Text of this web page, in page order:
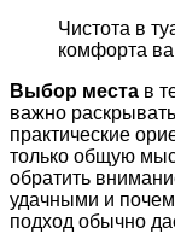
Чистота в
комфорта
Выбор места в
важно
практические
только общую
обратить
удачными и
подход обычно